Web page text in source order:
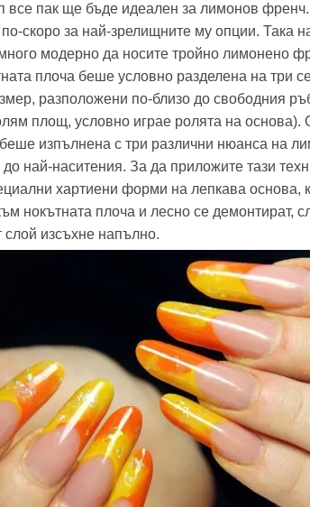
все пак ще бъде идеален за лимонов
скоро за най-зрелищните му опции. Така
модерно да носите тройно лимонено
плоча беше условно разделена на три
разположени по-близо до свободния
площ, условно играе ролята на основа).
изпълнена с три различни нюанса на
до най-наситения. За да приложите тази
хартиени форми на лепкава основа,
нокътната плоча и лесно се демонтират,
слой изсъхне напълно.